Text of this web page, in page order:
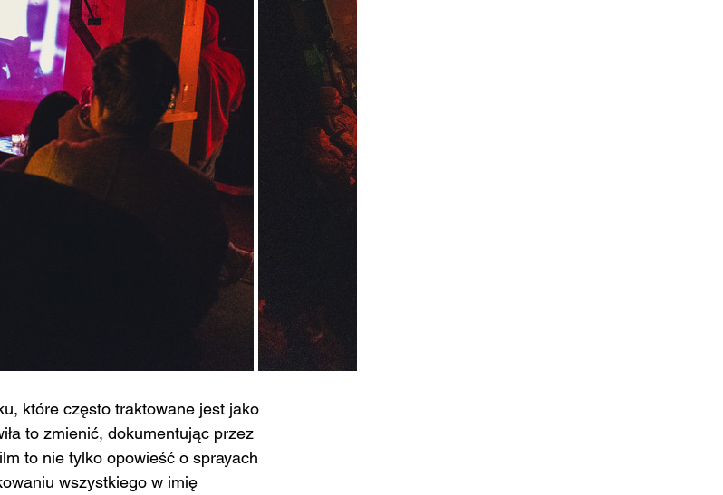
które często traktowane jest jako
to zmienić, dokumentując przez
to nie tylko opowieść o sprayach
wszystkiego w imię